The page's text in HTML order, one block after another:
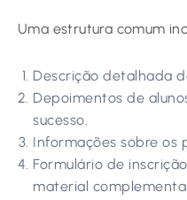
Uma estrutura comum
Descrição detalhada
Depoimentos de
sucesso.
Informações sobre os
Formulário de
material